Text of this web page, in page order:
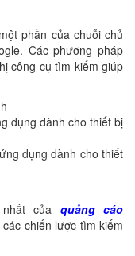
phần của chuỗi chủ
Các phương pháp
công cụ tìm kiếm giúp
dụng dành cho thiết bị
dụng dành cho thiết
của quảng cáo
chiến lược tìm kiếm